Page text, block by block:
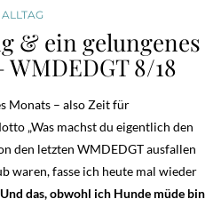
ALLTAG
& ein gelungenes
8/18
Monats – also Zeit für
„Was machst du eigentlich den
den letzten WMDEDGT ausfallen
waren, fasse ich heute mal wieder
Und das, obwohl ich Hunde müde bin